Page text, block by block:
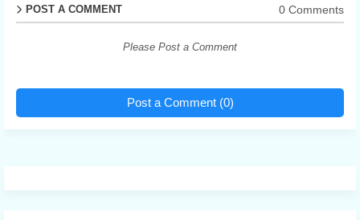
POST A COMMENT 0 Comments
Please Post a Comment
Post a Comment (0)